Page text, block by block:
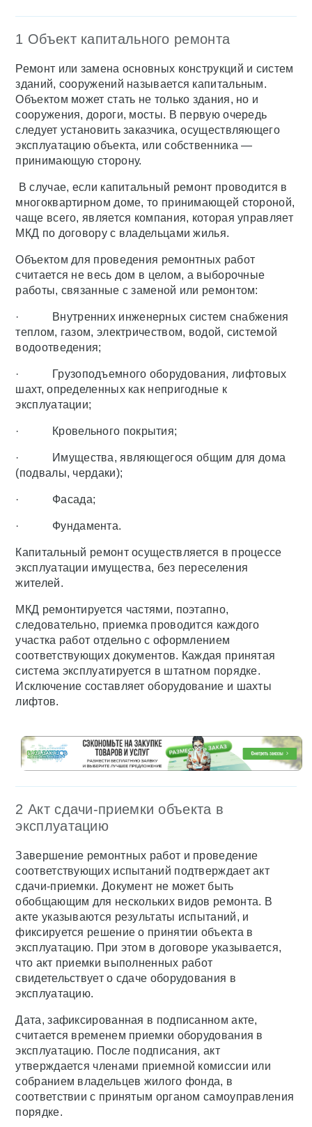
1 Объект капитального ремонта
Ремонт или замена основных конструкций и систем
зданий, сооружений называется капитальным.
Объектом может стать не только здания, но и
сооружения, дороги, мосты. В первую очередь
следует установить заказчика, осуществляющего
эксплуатацию объекта, или собственника —
принимающую сторону.
В случае, если капитальный ремонт проводится в
многоквартирном доме, то принимающей стороной,
чаще всего, является компания, которая управляет
МКД по договору с владельцами жилья.
Объектом для проведения ремонтных работ
считается не весь дом в целом, а выборочные
работы, связанные с заменой или ремонтом:
· Внутренних инженерных систем снабжения
теплом, газом, электричеством, водой, системой
водоотведения;
· Грузоподъемного оборудования, лифтовых
шахт, определенных как непригодные к
эксплуатации;
· Кровельного покрытия;
· Имущества, являющегося общим для дома
(подвалы, чердаки);
· Фасада;
· Фундамента.
Капитальный ремонт осуществляется в процессе
эксплуатации имущества, без переселения
жителей.
МКД ремонтируется частями, поэтапно,
следовательно, приемка проводится каждого
участка работ отдельно с оформлением
соответствующих документов. Каждая принятая
система эксплуатируется в штатном порядке.
Исключение составляет оборудование и шахты
лифтов.
2 Акт сдачи-приемки объекта в
эксплуатацию
Завершение ремонтных работ и проведение
соответствующих испытаний подтверждает акт
сдачи-приемки. Документ не может быть
обобщающим для нескольких видов ремонта. В
акте указываются результаты испытаний, и
фиксируется решение о принятии объекта в
эксплуатацию. При этом в договоре указывается,
что акт приемки выполненных работ
свидетельствует о сдаче оборудования в
эксплуатацию.
Дата, зафиксированная в подписанном акте,
считается временем приемки оборудования в
эксплуатацию. После подписания, акт
утверждается членами приемной комиссии или
собранием владельцев жилого фонда, в
соответствии с принятым органом самоуправления
порядке.